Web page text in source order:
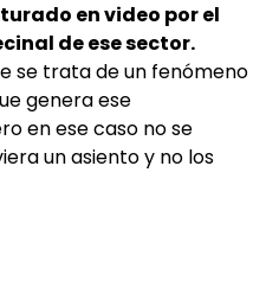
en video por el
de ese sector.
se trata de un fenómeno
genera ese
en ese caso no se
un asiento y no los